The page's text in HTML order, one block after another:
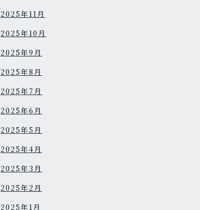
2025年11月
2025年10月
2025年9月
2025年8月
2025年7月
2025年6月
2025年5月
2025年4月
2025年3月
2025年2月
2025年1月